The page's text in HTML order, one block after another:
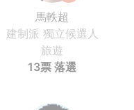
馬軼超
建制派 獨立候選人
旅遊
13票 落選